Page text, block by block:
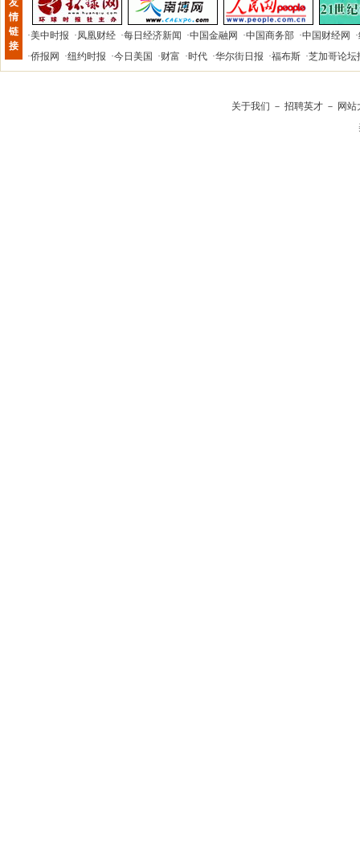
友
情
链
接
·美中时报 ·凤凰财经 ·每日经济新闻 ·中国金融网 ·中国商务部 ·中国财经网 ·
·侨报网 ·纽约时报 ·今日美国 ·财富 ·时代 ·华尔街日报 ·福布斯 ·芝加哥论坛
关于我们 － 招聘英才 － 网站